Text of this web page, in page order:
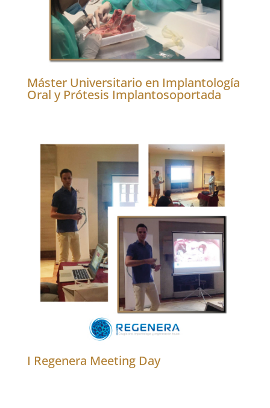
Máster Universitario en Implantología
Oral y Prótesis Implantosoportada
I Regenera Meeting Day